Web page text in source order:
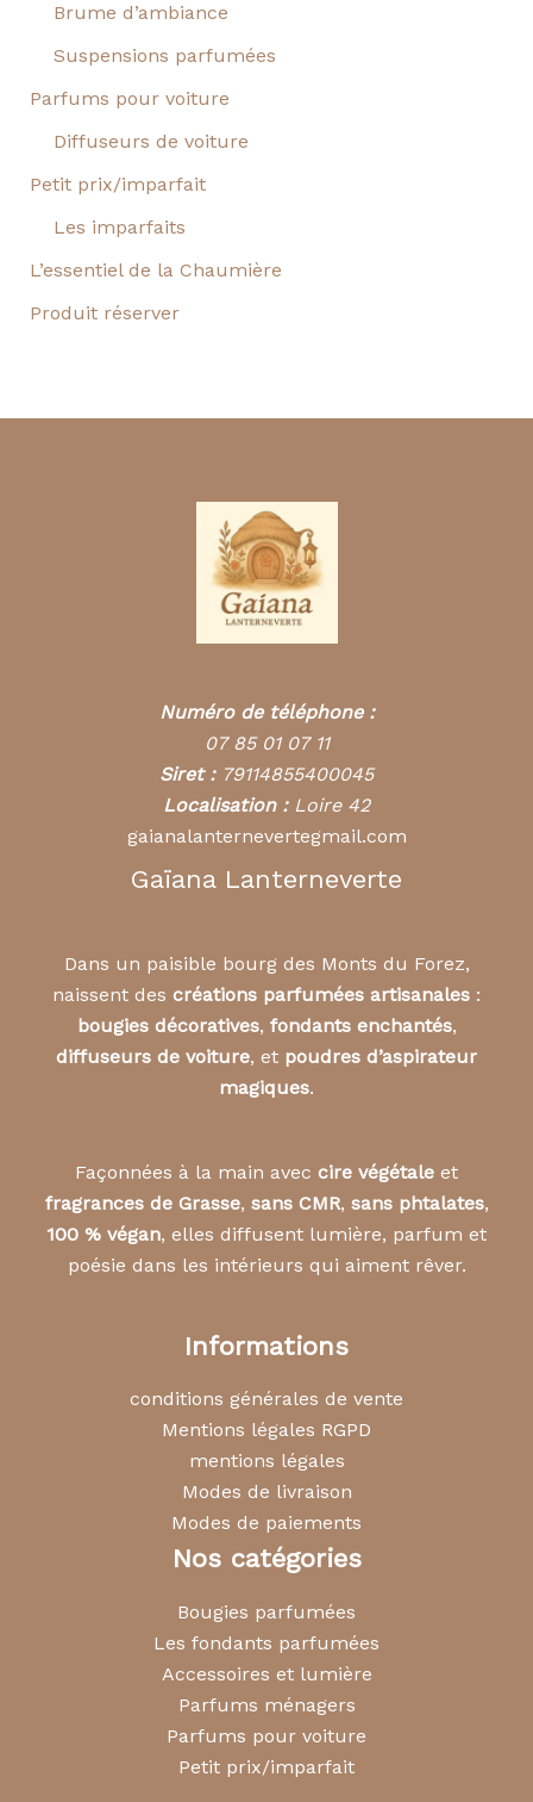
Brume d’ambiance
Suspensions parfumées
Parfums pour voiture
Diffuseurs de voiture
Petit prix/imparfait
Les imparfaits
L’essentiel de la Chaumière
Produit réserver
Numéro de téléphone :
07 85 01 07 11
Siret : 79114855400045
Localisation :Loire 42
gaianalanternevertegmail.com
Gaïana Lanterneverte
Dans un paisible bourg des Monts du Forez,
naissent des créations parfumées artisanales :
bougies décoratives, fondants enchantés,
diffuseurs de voiture, et poudres d’aspirateur
magiques.
Façonnées à la main avec cire végétale et
fragrances de Grasse, sans CMR, sans phtalates,
100 % végan, elles diffusent lumière, parfum et
poésie dans les intérieurs qui aiment rêver.
Informations
conditions générales de vente
Mentions légales RGPD
mentions légales
Modes de livraison
Modes de paiements
Nos catégories
Bougies parfumées
Les fondants parfumées
Accessoires et lumière
Parfums ménagers
Parfums pour voiture
Petit prix/imparfait